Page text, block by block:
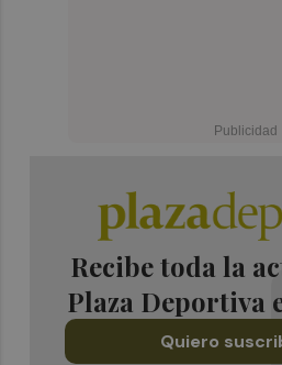
Recibe toda la
Plaza Deportiva
Quiero